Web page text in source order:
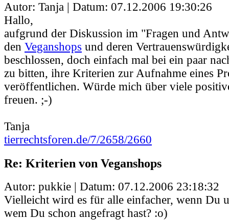
Autor: Tanja | Datum: 07.12.2006 19:30:26
Hallo,
aufgrund der Diskussion im "Fragen und
den Veganshops und deren
beschlossen, doch einfach mal bei ein paar
zu bitten, ihre Kriterien zur Aufnahme eines
veröffentlichen. Würde mich über viele
freuen. ;-)
Tanja
tierrechtsforen.de/7/2658/2660
Re: Kriterien von Veganshops
Autor: pukkie | Datum: 07.12.2006 23:18:32
Vielleicht wird es für alle einfacher, wenn Du
wem Du schon angefragt hast? :o)